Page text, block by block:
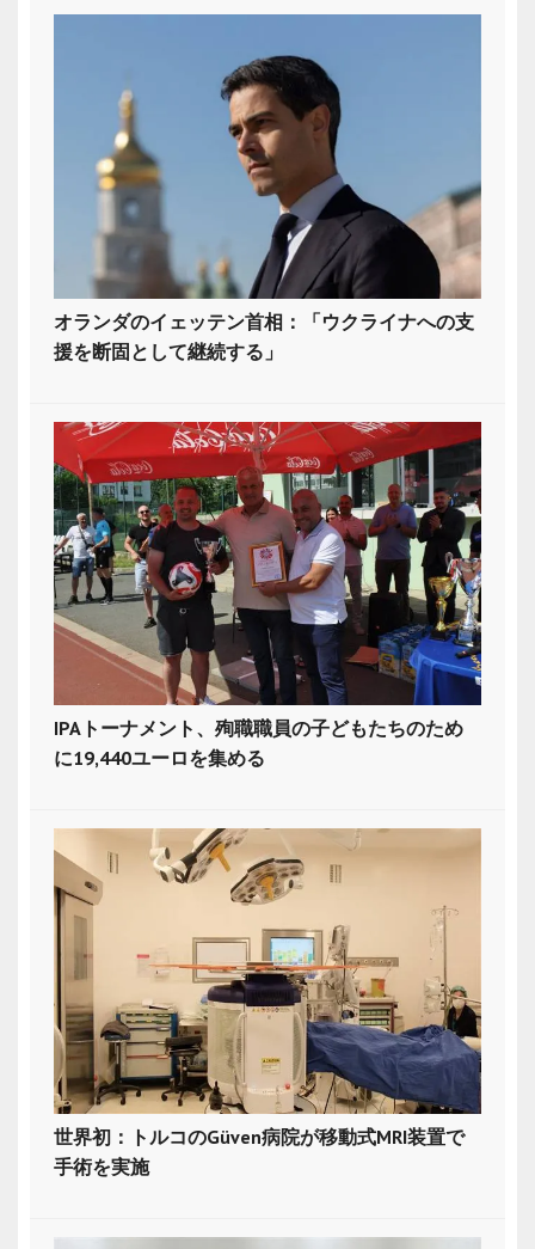
オランダのイェッテン首相：「ウクライナへの支
援を断固として継続する」
IPAトーナメント、殉職職員の子どもたちのため
に19,440ユーロを集める
世界初：トルコのGüven病院が移動式MRI装置で
手術を実施